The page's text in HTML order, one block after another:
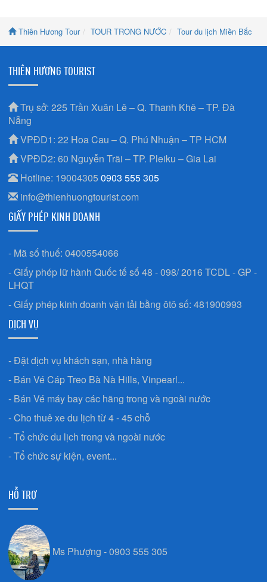
Thiên Hương Tour TOUR TRONG NƯỚC Tour du lịch Miền Bắc
THIÊN HƯƠNG TOURIST
Trụ sở: 225 Trần Xuân Lê – Q. Thanh Khê – TP. Đà
Nẵng
VPĐD1: 22 Hoa Cau – Q. Phú Nhuận – TP HCM
VPĐD2: 60 Nguyễn Trãi – TP. Pleiku – Gia Lai
Hotline: 190043050903 555 305
info@thienhuongtourist.com
GIẤY PHÉP KINH DOANH
- Mã số thuế: 0400554066
- Giấy phép lữ hành Quốc tế số 48 - 098/ 2016 TCDL - GP -
LHQT
- Giấy phép kinh doanh vận tải bằng ôtô số: 481900993
DỊCH VỤ
- Đặt dịch vụ khách sạn, nhà hàng
- Bán Vé Cáp Treo Bà Nà Hills, Vinpearl...
- Bán Vé máy bay các hãng trong và ngoài nước
- Cho thuê xe du lịch từ 4 - 45 chỗ
- Tổ chức du lịch trong và ngoài nước
- Tổ chức sự kiện, event...
HỖ TRỢ
Ms Phượng - 0903 555 305